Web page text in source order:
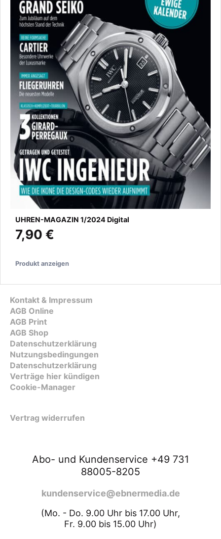
UHREN-MAGAZIN 1/2024 Digital
7,90 €
Produkt anzeigen
Kontakt & Impressum
AGB Online
AGB Print
AGB Shop
Datenschutzerklärung
Nutzungsbedingungen
Datenschutzerklärung
Verträge hier kündigen
Cookie-Manager
Vertrag widerrufen
Abo- und Kundenservice +49 731
88005-8205
kundenservice@ebnermedia.de
(Mo. - Do. 9.00 Uhr bis 17.00 Uhr,
Fr. 9.00 bis 15.00 Uhr)